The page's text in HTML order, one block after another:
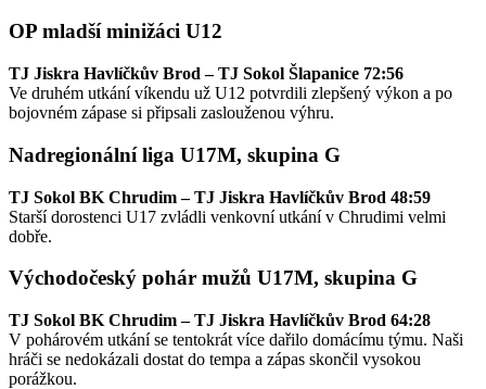
OP mladší minižáci U12
TJ Jiskra Havlíčkův Brod – TJ Sokol Šlapanice 72:56
Ve druhém utkání víkendu už U12 potvrdili zlepšený výkon a po
bojovném zápase si připsali zaslouženou výhru.
Nadregionální liga U17M, skupina G
TJ Sokol BK Chrudim – TJ Jiskra Havlíčkův Brod 48:59
Starší dorostenci U17 zvládli venkovní utkání v Chrudimi velmi
dobře.
Východočeský pohár mužů U17M, skupina G
TJ Sokol BK Chrudim – TJ Jiskra Havlíčkův Brod 64:28
V pohárovém utkání se tentokrát více dařilo domácímu týmu. Naši
hráči se nedokázali dostat do tempa a zápas skončil vysokou
porážkou.